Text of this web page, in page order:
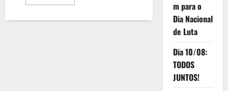
mais
de
m para o
Dia Nacional
de Luta
Dia 10/08:
TODOS
JUNTOS!